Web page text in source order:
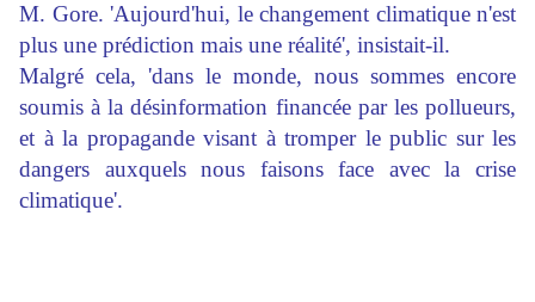
M. Gore. 'Aujourd'hui, le changement climatique n'est
plus une prédiction mais une réalité', insistait-il.
Malgré cela, 'dans le monde, nous sommes encore
soumis à la désinformation financée par les pollueurs,
et à la propagande visant à tromper le public sur les
dangers auxquels nous faisons face avec la crise
climatique'.